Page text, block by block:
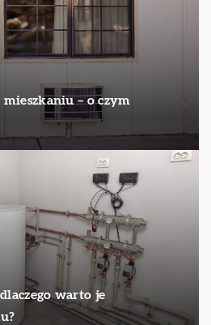
– o czym
warto je